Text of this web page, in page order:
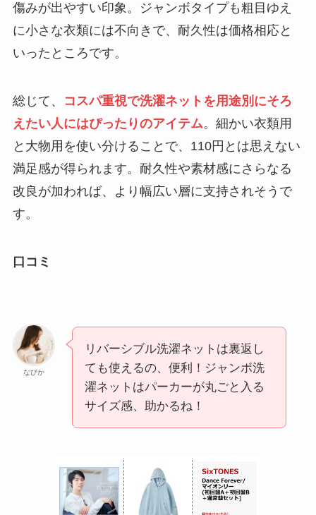
傷みが出やすい印象。ジャンボタイプも粗目ゆえ
に小さな衣類には不向きで、耐久性は価格相応と
いったところです。
総じて、
コスパ重視で洗濯ネットを用途別にそろ
えたい人にはぴったりのアイテム。細かい衣類用
と大物用を使い分けることで、110円とは思えない
満足感が得られます。耐久性や素材感にさらなる
改良が加われば、より幅広い層に支持されそうで
す。
口コミ
なびか
リバーシブル洗濯ネットは裏返し
ても使えるの、便利！ジャンボ洗
濯ネットはパーカーが丸ごと入る
サイズ感、助かるね！